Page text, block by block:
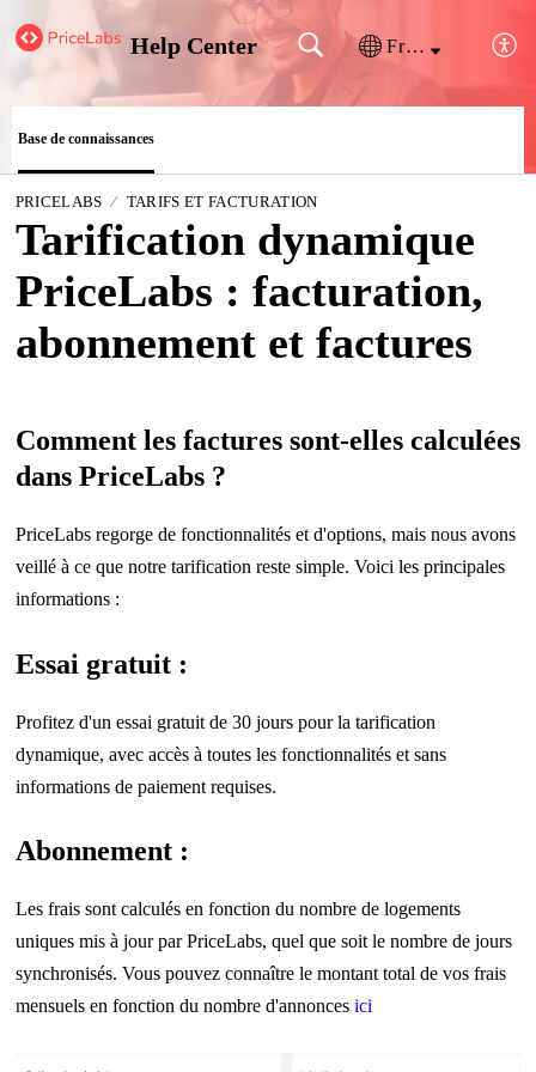
Help Center Français (France)
Base de connaissances
PRICELABS TARIFS ET FACTURATION
Tarification dynamique
PriceLabs : facturation,
abonnement et factures
Comment les factures sont-elles calculées
dans PriceLabs ?
PriceLabs regorge de fonctionnalités et d'options, mais nous avons
veillé à ce que notre tarification reste simple. Voici les principales
informations :
Essai gratuit :
Profitez d'un essai gratuit de 30 jours pour la tarification
dynamique, avec accès à toutes les fonctionnalités et sans
informations de paiement requises.
Abonnement :
Les frais sont calculés en fonction du nombre de logements
uniques mis à jour par PriceLabs, quel que soit le nombre de jours
synchronisés. Vous pouvez connaître le montant total de vos frais
mensuels en fonction du nombre d'annonces ici